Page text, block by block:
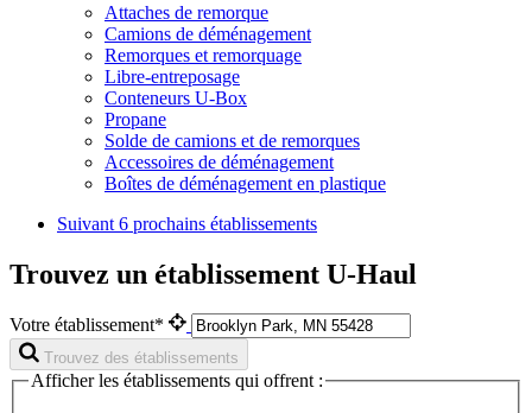
Attaches de remorque
Camions de déménagement
Remorques et remorquage
Libre-entreposage
Conteneurs U-Box
Propane
Solde de camions et de remorques
Accessoires de déménagement
Boîtes de déménagement en plastique
Suivant 6 prochains établissements
Trouvez un établissement U-Haul
Votre établissement*
Trouvez des établissements
Afficher les établissements qui offrent :